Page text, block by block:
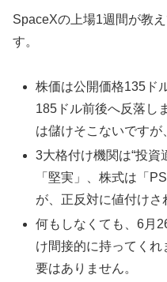
SpaceXの上場1週間が教
す。
株価は公開価格135ド
185ドル前後へ反落し
は儲けそこないですが
3大格付け機関は“投資
「堅実」、株式は「
が、正反対に値付けさ
何もしなくても、6月
け間接的に持ってく
要はありません。